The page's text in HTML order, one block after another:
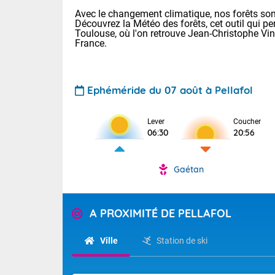
Avec le changement climatique, nos forêts
Découvrez la Météo des forêts, cet outil qui
Toulouse, où l'on retrouve Jean-Christophe
France.
Ephéméride du 07 août à Pellafol
Lever
06:30
Coucher
20:56
Gaétan
A PROXIMITÉ DE PELLAFOL
Ville Station de ski
Voici les
: 18/25 Paris
Clermont-Fd
Limoges :
Lille : 18/26
Calme,
chaîne des
mistral